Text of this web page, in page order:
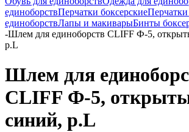
единоборствПерчатки боксерскиеПерчатки
единоборствЛапы и макиварыБинты
-Шлем для единоборств CLIFF Ф-5,
p.L
Шлем для
CLIFF Ф-5,
синий, p.L